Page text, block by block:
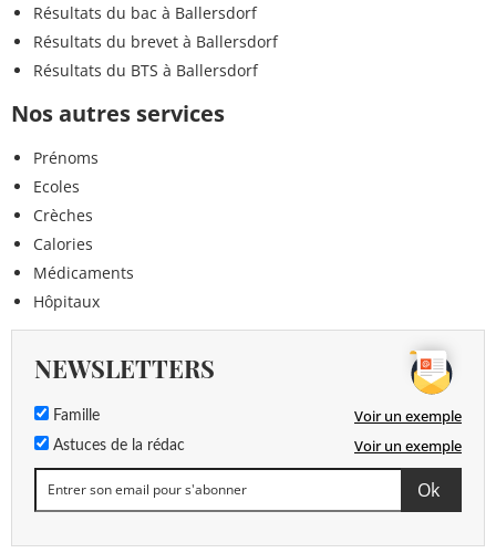
Résultats du bac à Ballersdorf
Résultats du brevet à Ballersdorf
Résultats du BTS à Ballersdorf
Nos autres services
Prénoms
Ecoles
Crèches
Calories
Médicaments
Hôpitaux
NEWSLETTERS
Famille Voir un exemple
Astuces de la rédac Voir un exemple